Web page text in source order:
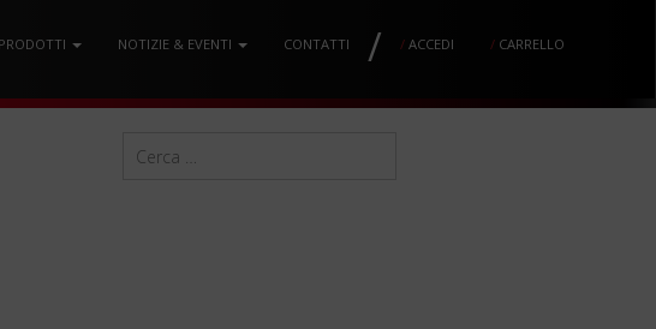
PRODOTTI NOTIZIE & EVENTI CONTATTI / / ACCEDI / CARRELLO